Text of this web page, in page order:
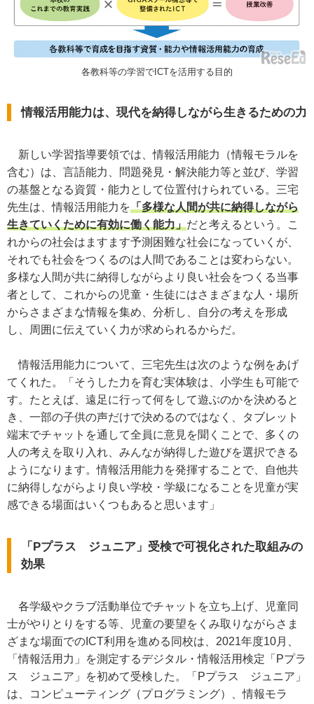
各教科等の学習でICTを活用する目的
情報活用能力は、現代を納得しながら生きるための力
新しい学習指導要領では、情報活用能力（情報モラルを
含む）は、言語能力、問題発見・解決能力等と並び、学習
の基盤となる資質・能力として位置付けられている。三宅
先生は、情報活用能力を「多様な人間が共に納得しながら
生きていくために有効に働く能力」だと考えるという。こ
れからの社会はますます予測困難な社会になっていくが、
それでも社会をつくるのは人間であることは変わらない。
多様な人間が共に納得しながらより良い社会をつくる当事
者として、これからの児童・生徒にはさまざまな人・場所
からさまざまな情報を集め、分析し、自分の考えを形成
し、周囲に伝えていく力が求められるからだ。
情報活用能力について、三宅先生は次のような例をあげ
てくれた。「そうした力を育む実体験は、小学生も可能で
す。たとえば、遠足に行って何をして遊ぶのかを決めると
き、一部の子供の声だけで決めるのではなく、タブレット
端末でチャットを通して全員に意見を聞くことで、多くの
人の考えを取り入れ、みんなが納得した遊びを選択できる
ようになります。情報活用能力を発揮することで、自他共
に納得しながらより良い学校・学級になることを児童が実
感できる場面はいくつもあると思います」
「Pプラス ジュニア」受検で可視化された取組みの
効果
各学級やクラブ活動単位でチャットを立ち上げ、児童同
士がやりとりをする等、児童の要望をくみ取りながらさま
ざまな場面でのICT利用を進める同校は、2021年度10月、
「情報活用力」を測定するデジタル・情報活用検定「Pプラ
ス ジュニア」を初めて受検した。
「Pプラス ジュニア」
は、コンピューティング（プログラミング）、情報モラ